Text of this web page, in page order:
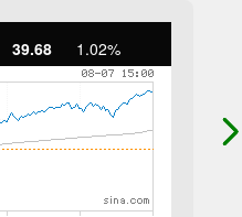
39.68 1.02%